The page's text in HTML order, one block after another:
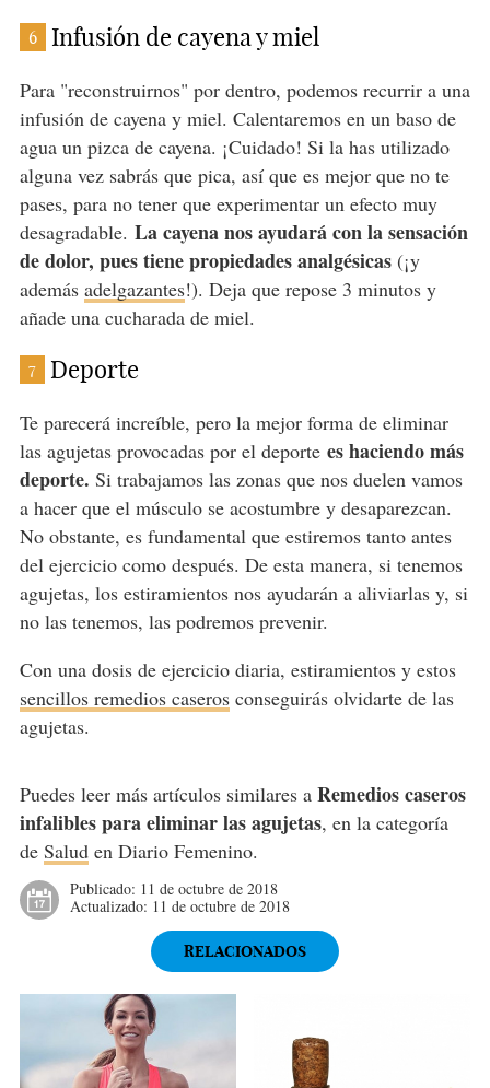
6 Infusión de cayena y miel
Para "reconstruirnos" por dentro, podemos recurrir a una
infusión de cayena y miel. Calentaremos en un baso de
agua un pizca de cayena. ¡Cuidado! Si la has utilizado
alguna vez sabrás que pica, así que es mejor que no te
pases, para no tener que experimentar un efecto muy
desagradable. La cayena nos ayudará con la sensación
de dolor, pues tiene propiedades analgésicas(¡y
además adelgazantes!). Deja que repose 3 minutos y
añade una cucharada de miel.
7 Deporte
Te parecerá increíble, pero la mejor forma de eliminar
las agujetas provocadas por el deporte es haciendo más
deporte. Si trabajamos las zonas que nos duelen vamos
a hacer que el músculo se acostumbre y desaparezcan.
No obstante, es fundamental que estiremos tanto antes
del ejercicio como después. De esta manera, si tenemos
agujetas, los estiramientos nos ayudarán a aliviarlas y, si
no las tenemos, las podremos prevenir.
Con una dosis de ejercicio diaria, estiramientos y estos
sencillos remedios caserosconseguirás olvidarte de las
agujetas.
Puedes leer más artículos similares a Remedios caseros
infalibles para eliminar las agujetas, en la categoría
de Saluden Diario Femenino.
Publicado: 11 de octubre de 2018
Actualizado: 11 de octubre de 2018
RELACIONADOS